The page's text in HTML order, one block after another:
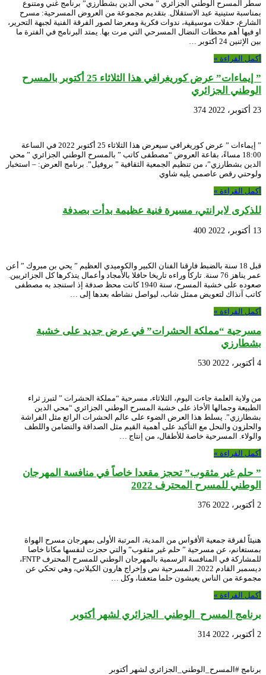
سطر المسرح الوطني الجزائري ” محي الدين بشطارزي” برنامج غني ومتنوع
بمناسبة ستينية عيد الاستقلال. بتقديم مجموعة من العروض المسرحية: مسرح
الشارع، حفلات موسيقية، ندوات فكرية ومعرضا لصور الفرقة الفنية لجبهة التحرير،
او فيها أهم محطات النضال المسرحي التي مرت بها. يمتد البرنامج في الفترة ما
بين الإثنين 24 أكتوبر …
أكمل القراءة »
” إيماءات” عرض كوريغرافي هذا الثلاثاء 25 أكتوبر بالمسرح
الوطني الجزائري
23 أكتوبر، 2022 374
” إيماءات ” عرض كوريغرافي سيعرض هذا الثلاثاء 25 أكتوبر 2022 في الساعة
18:00 مساءً، بقاعة العروض “مصطفى كاتب ” بالمسرح الوطني الجزائري ” محي
الدين بشطارزي”، من تنظيم الجمعية الثقافية ” بروفيل”. برنامج العرض: – استخبار
ولوحتي رقص عاصمي يليه شاوي
أكمل القراءة »
للذكرى لابرانتي، مسيرة فنية عظيمة بدأت بصدفة
13 أكتوبر، 2022 400
قبل 18 سنة بالضبط فارقنا الفنان الكبير والكوميدي العظيم ” يحي بن مبروك ” أعن
عمر يناهز 76 سنة. تاركاً وراءه تاريخا حافلا بالأمجاد وأعمال يتذكرها كل الجزائريين.
صعوده على خشبة المسرح، سنة 1940 كانت محظ صدفة إذ استنجد به مصطفى
كاتب آنذاك لتعويض ممثل شاب، ليواصل نشاطه بعدها إلى …
أكمل القراءة »
مسرحية “مملكة الحشرات” في عرض جديد على خشبة
بشطارزي
4 أكتوبر، 2022 530
من ولاية العلمة جاءت اليوم، الثلاثاء، مسرحية “مملكة الحشرات ” لتبرز ثراء
الطبيعة وجمالها الأخاذ على خشبة المسرح الوطني الجزائري “محي الدين
بشطارزي”. يسلط هذا العرض الضوء على عالم الحشرات الرائع مثل الفراشة
والحلزون والنحل مع التأكيد على أهمية القيم مثل الصداقة والتضامن واللطف
والولاء. المسرحية خاصة للأطفال، من إنتاج …
أكمل القراءة »
” حلم غير مثقوب” تحجز مقعدا خاصاً في منافسة المهرجان
الوطني للمسرح المحترف 2022
2 أكتوبر، 2022 376
هنيئاً لفرقة جمعية الأقواس من المدية، المرتبة الأولى بمهرجان مسرح الهواة
بمستغانم، عن مسرحية ” حلم غير مثقوب” والتي حجزت لنفسها مكانا خاصا
للمشاركة في المنافسة الرسمية بالمهرجان الوطني للمسرح المحترف FNTP،
ديسمبر القادم 2022. المسرحية نص وإخراج هارون الكيلاني، وهي تحكي عن
مجموعة من الناس يعيشون حلما متعفنا، وكل …
أكمل القراءة »
برنامج المسرح_الوطني_الجزائري لشهر أكتوبر
2 أكتوبر، 2022 314
برنامج #المسرح_الوطني_الجزائري لشهر أكتوبر